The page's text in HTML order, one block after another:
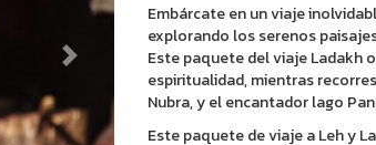
Next
Embárcate en un viaje
explorando los serenos
Este paquete del viaje Ladakh
espiritualidad, mientras
Nubra, y el encantador lago
Este paquete de viaje a Leh y